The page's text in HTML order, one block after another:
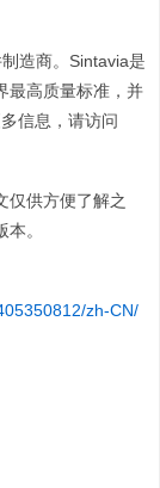
造商。Sintavia是
最高质量标准，并
信息，请访问
仅供方便了解之
。
zh-CN/